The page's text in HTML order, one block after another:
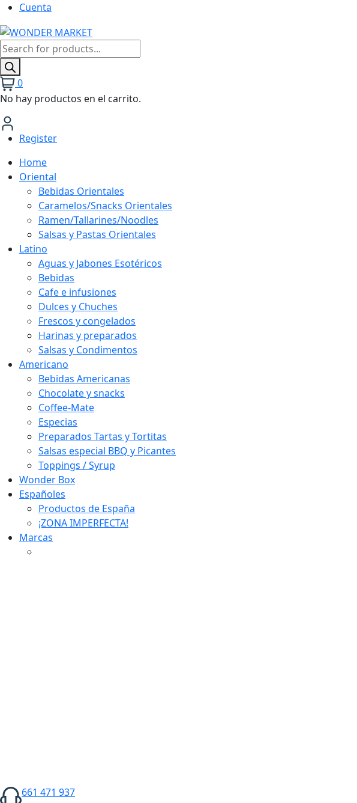
Cuenta
Búsqueda
de
productos
0
No hay productos en el carrito.
Register
Home
Oriental
Bebidas Orientales
Caramelos/Snacks Orientales
Ramen/Tallarines/Noodles
Salsas y Pastas Orientales
Latino
Aguas y Jabones Esotéricos
Bebidas
Cafe e infusiones
Dulces y Chuches
Frescos y congelados
Harinas y preparados
Salsas y Condimentos
Americano
Bebidas Americanas
Chocolate y snacks
Coffee-Mate
Especias
Preparados Tartas y Tortitas
Salsas especial BBQ y Picantes
Toppings / Syrup
Wonder Box
Españoles
Productos de España
¡ZONA IMPERFECTA!
Marcas
661 471 937